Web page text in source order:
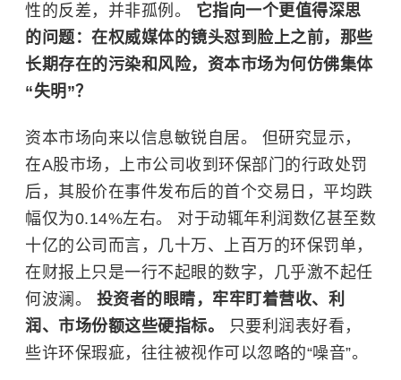
性的反差，并非孤例。 它指向一个更值得深思
的问题：在权威媒体的镜头怼到脸上之前，那些
长期存在的污染和风险，资本市场为何仿佛集体
“失明”？
资本市场向来以信息敏锐自居。 但研究显示，
在A股市场，上市公司收到环保部门的行政处罚
后，其股价在事件发布后的首个交易日，平均跌
幅仅为0.14%左右。 对于动辄年利润数亿甚至数
十亿的公司而言，几十万、上百万的环保罚单，
在财报上只是一行不起眼的数字，几乎激不起任
何波澜。 投资者的眼睛，牢牢盯着营收、利
润、市场份额这些硬指标。
只要利润表好看，
些许环保瑕疵，往往被视作可以忽略的“噪音”。